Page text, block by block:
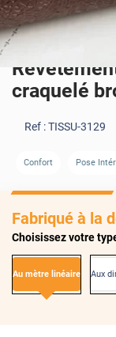
craquelé
Ref :TISSU-3129
Confort Pose
Fabriqué à la
Choisissez votre
Au mètre linéaire Aux